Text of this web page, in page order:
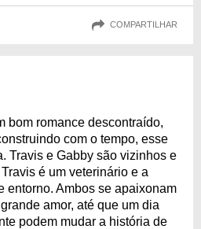
COMPARTILHAR
bom romance descontraído,
com o tempo, esse
Travis e Gabby são vizinhos e
é um veterinário e a
entorno. Ambos se apaixonam
amor, até que um dia
podem mudar a história de